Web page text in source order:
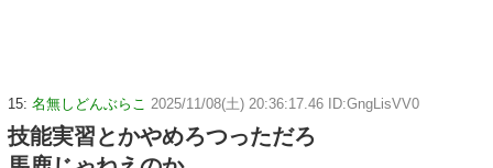
15: 名無しどんぶらこ 2025/11/08(土) 20:36:17.46 ID:GngLisVV0
技能実習とかやめろつっただろ